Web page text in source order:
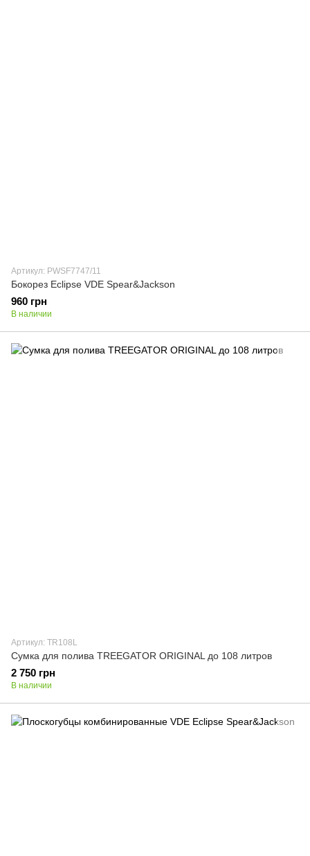
Артикул: PWSF7747/11
Бокорез Eclipse VDE Spear&Jackson
960 грн
В наличии
Артикул: TR108L
Сумка для полива TREEGATOR ORIGINAL до 108 литров
2 750 грн
В наличии